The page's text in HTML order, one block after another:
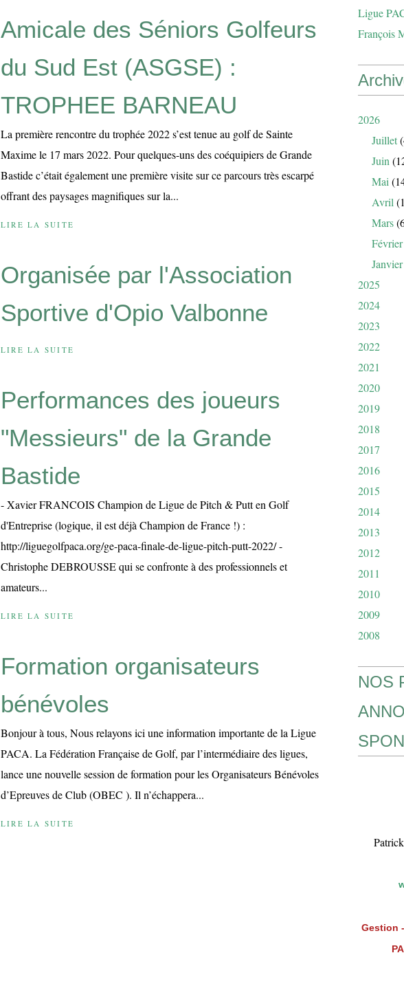
Amicale des Séniors Golfeurs
du Sud Est (ASGSE) :
TROPHEE BARNEAU
La première rencontre du trophée 2022 s’est tenue au golf de Sainte
Maxime le 17 mars 2022. Pour quelques-uns des coéquipiers de Grande
Bastide c’était également une première visite sur ce parcours très escarpé
offrant des paysages magnifiques sur la...
LIRE LA SUITE
Organisée par l'Association
Sportive d'Opio Valbonne
LIRE LA SUITE
Performances des joueurs
"Messieurs" de la Grande
Bastide
- Xavier FRANCOIS Champion de Ligue de Pitch & Putt en Golf
d'Entreprise (logique, il est déjà Champion de France !) :
http://liguegolfpaca.org/ge-paca-finale-de-ligue-pitch-putt-2022/ -
Christophe DEBROUSSE qui se confronte à des professionnels et
amateurs...
LIRE LA SUITE
Formation organisateurs
bénévoles
Bonjour à tous, Nous relayons ici une information importante de la Ligue
PACA. La Fédération Française de Golf, par l’intermédiaire des ligues,
lance une nouvelle session de formation pour les Organisateurs Bénévoles
d’Epreuves de Club (OBEC ). Il n’échappera...
LIRE LA SUITE
Ligue
François
2026
Juillet
Juin
Mai
Avril
Mars
Février
Janvier
2025
2024
2023
2022
2021
2020
2019
2018
2017
2016
2015
2014
2013
2012
2011
2010
2009
2008
NOS
Gestion